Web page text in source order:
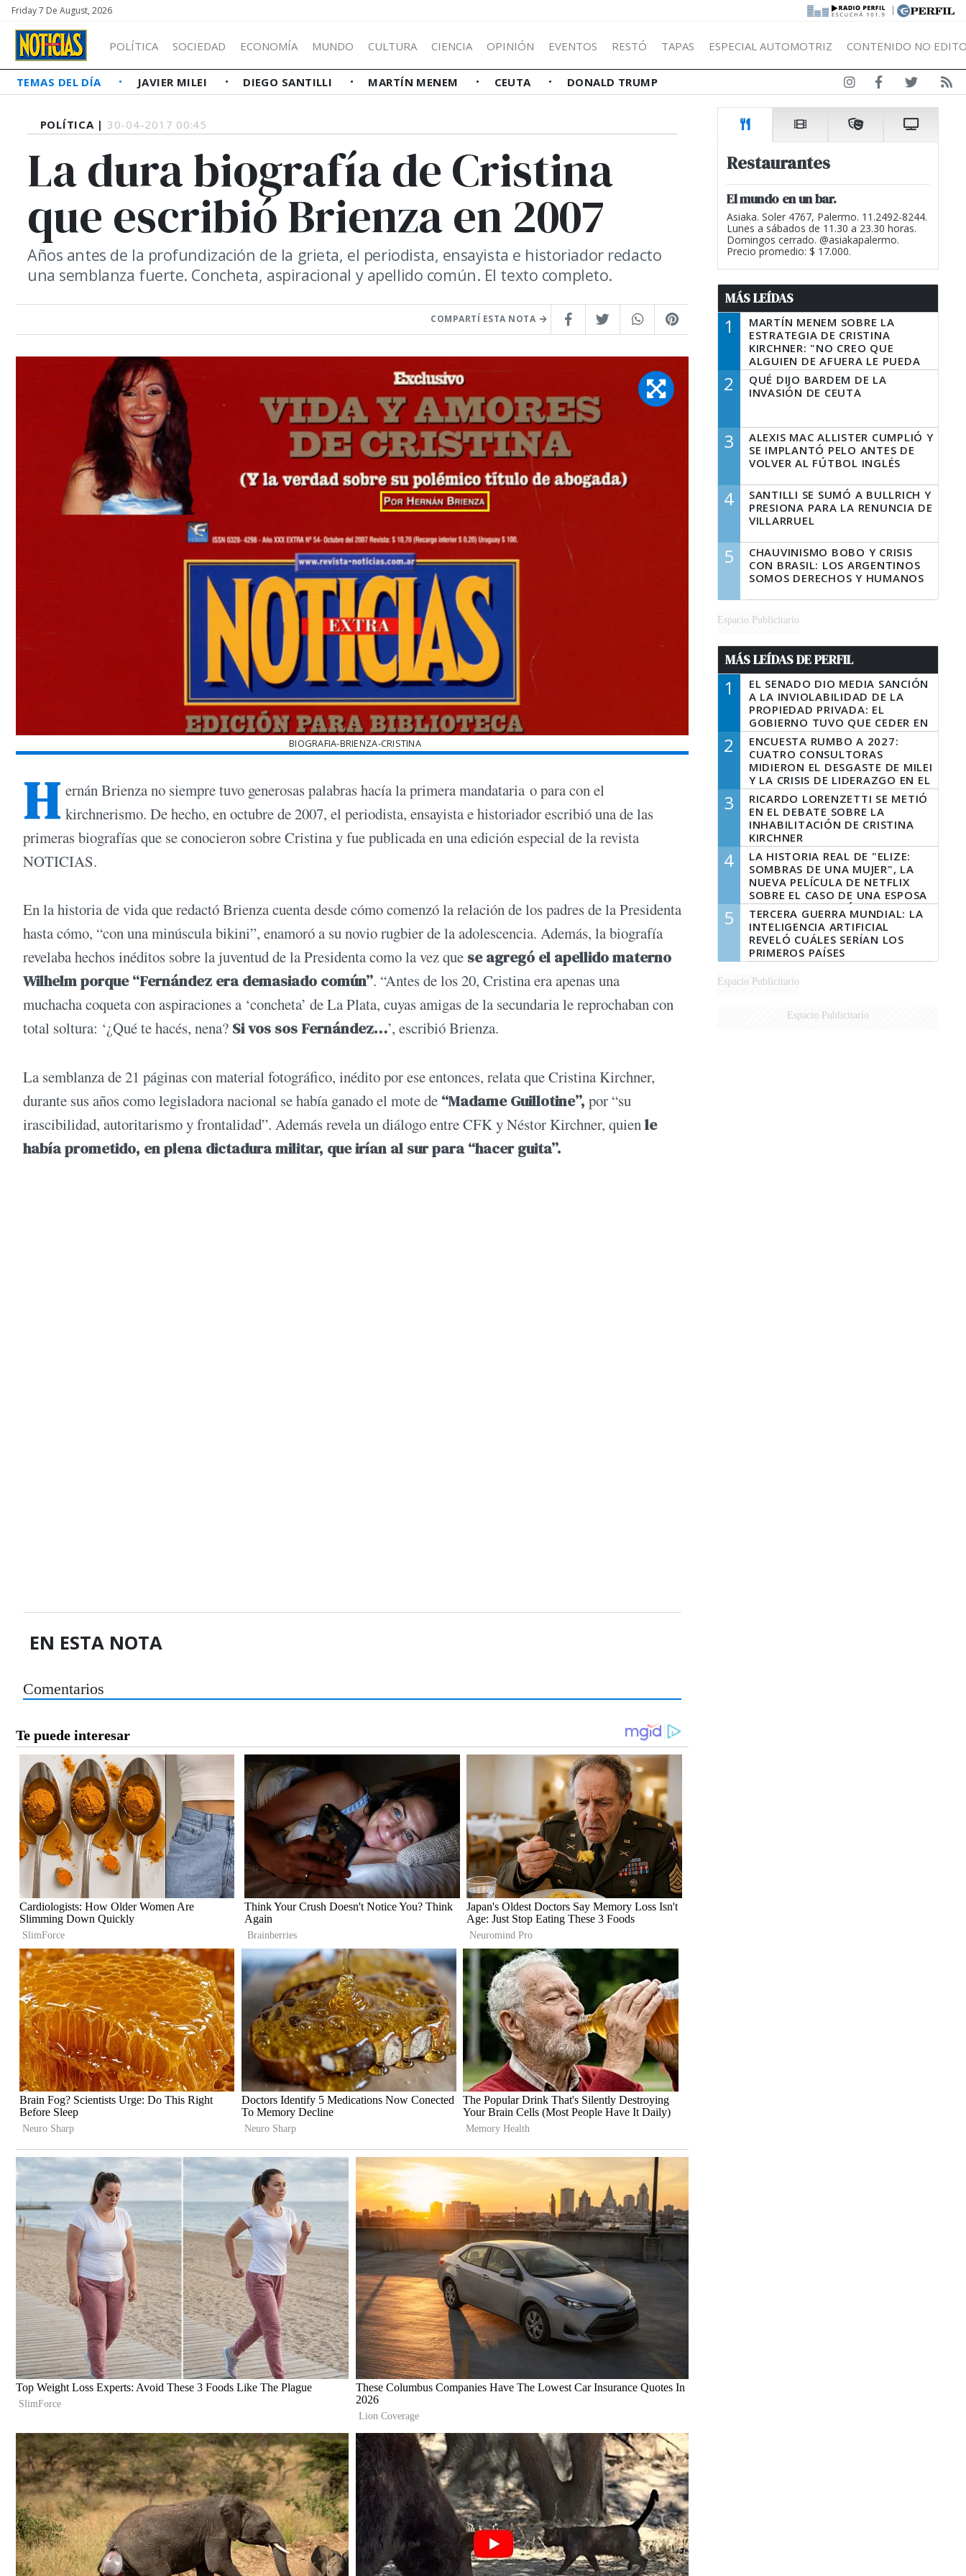
Friday 7 De August, 2026 |
POLÍTICA SOCIEDAD ECONOMÍA MUNDO CULTURA CIENCIA OPINIÓN EVENTOS RESTÓ TAPAS ESPECIAL AUTOMOTRIZ CONTENIDO NO
TEMAS DEL DÍA JAVIER MILEI DIEGO SANTILLI MARTÍN MENEM CEUTA DONALD TRUMP
POLÍTICA | 30-04-2017 00:45
La dura biografía de Cristina
que escribió Brienza en 2007
Años antes de la profundización de la grieta, el periodista, ensayista e historiador redacto
una semblanza fuerte. Concheta, aspiracional y apellido común. El texto completo.
COMPARTÍ ESTA NOTA
BIOGRAFIA-BRIENZA-CRISTINA
H ernán Brienza no siempre tuvo generosas palabras hacía la primera mandataria o para con el
kirchnerismo. De hecho, en octubre de 2007, el periodista, ensayista e historiador escribió una de las
primeras biografías que se conocieron sobre Cristina y fue publicada en una edición especial de la revista
NOTICIAS.
En la historia de vida que redactó Brienza cuenta desde cómo comenzó la relación de los padres de la Presidenta
hasta cómo, “con una minúscula bikini”, enamoró a su novio rugbier de la adolescencia. Además, la biografía
revelaba hechos inéditos sobre la juventud de la Presidenta como la vez que se agregó el apellido materno
Wilhelm porque “Fernández era demasiado común”. “Antes de los 20, Cristina era apenas una
muchacha coqueta con aspiraciones a ‘concheta’ de La Plata, cuyas amigas de la secundaria le reprochaban con
total soltura: ‘¿Qué te hacés, nena? Si vos sos Fernández…’, escribió Brienza.
La semblanza de 21 páginas con material fotográfico, inédito por ese entonces, relata que Cristina Kirchner,
durante sus años como legisladora nacional se había ganado el mote de “Madame Guillotine”, por “su
irascibilidad, autoritarismo y frontalidad”. Además revela un diálogo entre CFK y Néstor Kirchner, quienle
había prometido, en plena dictadura militar, que irían al sur para “hacer guita”.
EN ESTA NOTA
Comentarios
Restaurantes
El mundo en un bar.
Asiaka. Soler 4767, Palermo. 11.2492-8244.
Lunes a sábados de 11.30 a 23.30 horas.
Domingos cerrado. @asiakapalermo.
Precio promedio: $ 17.000.
MÁS LEÍDAS
1
MARTÍN MENEM SOBRE LA
ESTRATEGIA DE CRISTINA
KIRCHNER: "NO CREO QUE
ALGUIEN DE AFUERA LE PUEDA
DECIR A LA JUSTICIA LO QUE
TIENE QUE HACER"
2
QUÉ DIJO BARDEM DE LA
INVASIÓN DE CEUTA
3
ALEXIS MAC ALLISTER CUMPLIÓ Y
SE IMPLANTÓ PELO ANTES DE
VOLVER AL FÚTBOL INGLÉS
4
SANTILLI SE SUMÓ A BULLRICH Y
PRESIONA PARA LA RENUNCIA DE
VILLARRUEL
5
CHAUVINISMO BOBO Y CRISIS
CON BRASIL: LOS ARGENTINOS
SOMOS DERECHOS Y HUMANOS
Espacio Publicitario
MÁS LEÍDAS DE PERFIL
1
EL SENADO DIO MEDIA SANCIÓN
A LA INVIOLABILIDAD DE LA
PROPIEDAD PRIVADA: EL
GOBIERNO TUVO QUE CEDER EN
LA LEY DEL MANEJO DEL FUEGO
2
ENCUESTA RUMBO A 2027:
CUATRO CONSULTORAS
MIDIERON EL DESGASTE DE MILEI
Y LA CRISIS DE LIDERAZGO EN EL
PERONISMO
3
RICARDO LORENZETTI SE METIÓ
EN EL DEBATE SOBRE LA
INHABILITACIÓN DE CRISTINA
KIRCHNER
4
LA HISTORIA REAL DE "ELIZE:
SOMBRAS DE UNA MUJER", LA
NUEVA PELÍCULA DE NETFLIX
SOBRE EL CASO DE UNA ESPOSA
QUE DESCUARTIZÓ A SU
MARIDO
5
TERCERA GUERRA MUNDIAL: LA
INTELIGENCIA ARTIFICIAL
REVELÓ CUÁLES SERÍAN LOS
PRIMEROS PAÍSES
LATINOAMERICANOS EN SER
DERROTADOS
Espacio Publicitario
Espacio Publicitario